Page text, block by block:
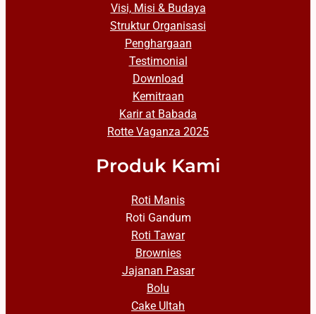
Visi, Misi & Budaya
Struktur Organisasi
Penghargaan
Testimonial
Download
Kemitraan
Karir at Babada
Rotte Vaganza 2025
Produk Kami
Roti Manis
Roti Gandum
Roti Tawar
Brownies
Jajanan Pasar
Bolu
Cake Ultah